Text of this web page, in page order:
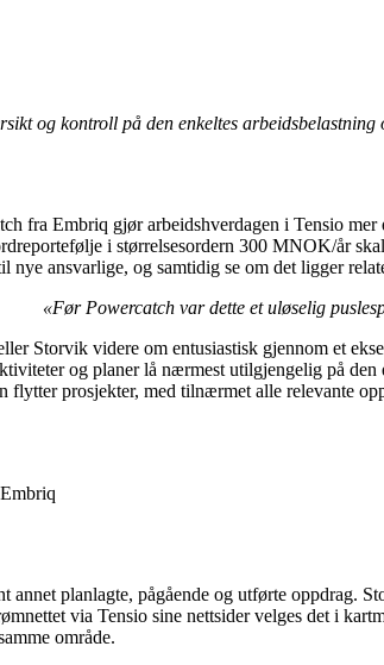
og kontroll på den enkeltes
fra Embriq gjør arbeidshverdagen i Tensio
i størrelsesordern 300 MNOK/år
ansvarlige, og samtidig se om det ligger
«Før Powercatch var dette et uløselig
Storvik videre om entusiastisk gjennom et
og planer lå nærmest utilgjengelig på
prosjekter, med tilnærmet alle relevante
annet planlagte, pågående og utførte
via Tensio sine nettsider velges det i
område.